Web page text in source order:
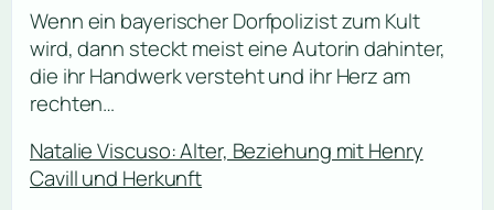
Wenn ein bayerischer Dorfpolizist zum Kult
wird, dann steckt meist eine Autorin dahinter,
die ihr Handwerk versteht und ihr Herz am
rechten…
Natalie Viscuso: Alter, Beziehung mit Henry
Cavill und Herkunft